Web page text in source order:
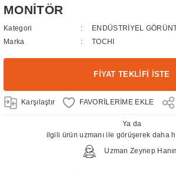
MONİTÖR
Kategori
ENDÜSTRİYEL
Marka
TOCHI
FİYAT TEKLİFİ İSTE
Karşılaştır
Ya da
ilgili ürün uzmanı ile görüşerek daha
Uzman Zeynep